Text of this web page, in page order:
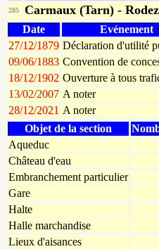
285 Carmaux (Tarn) -
Date
Evénement
27/12/1879 Déclaration d'utilité
09/06/1883 Convention de
18/12/1902 Ouverture à tous
13/02/2007 A noter
28/12/2021 A noter
Objet de la section
Aqueduc
Château d'eau
Embranchement particulier
Gare
Halte
Halle marchandise
Lieux d'aisances